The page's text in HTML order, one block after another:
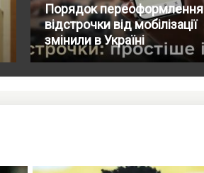
Порядок переоформлення
відстрочки від мобілізації
змінили в Україні